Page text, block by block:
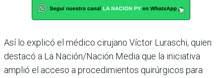
Así lo explicó el médico cirujano Víctor Luraschi, quien
destacó a La Nación/Nación Media que la iniciativa
amplió el acceso a procedimientos quirúrgicos para